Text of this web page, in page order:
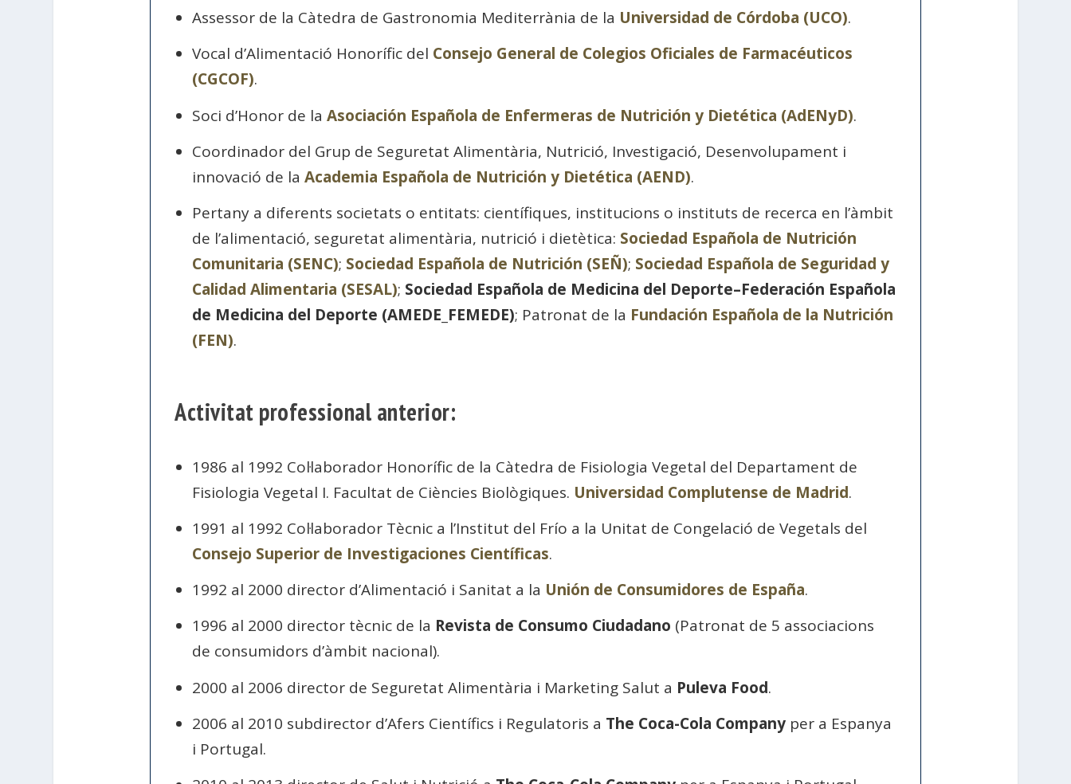
Assessor de la Càtedra de Gastronomia Mediterrània de la Universidad de Córdoba (UCO).
Vocal d’Alimentació Honorífic del Consejo General de Colegios Oficiales de Farmacéuticos
(CGCOF).
Soci d’Honor de la Asociación Española de Enfermeras de Nutrición y Dietética (AdENyD).
Coordinador del Grup de Seguretat Alimentària, Nutrició, Investigació, Desenvolupament i
innovació de la Academia Española de Nutrición y Dietética (AEND).
Pertany a diferents societats o entitats: científiques, institucions o instituts de recerca en l’àmbit
de l’alimentació, seguretat alimentària, nutrició i dietètica: Sociedad Española de Nutrición
Comunitaria (SENC); Sociedad Española de Nutrición (SEÑ); Sociedad Española de Seguridad y
Calidad Alimentaria (SESAL); Sociedad Española de Medicina del Deporte–Federación Española
de Medicina del Deporte (AMEDE_FEMEDE); Patronat de la Fundación Española de la Nutrición
(FEN).
Activitat professional anterior:
1986 al 1992 Col·laborador Honorífic de la Càtedra de Fisiologia Vegetal del Departament de
Fisiologia Vegetal I. Facultat de Ciències Biològiques. Universidad Complutense de Madrid.
1991 al 1992 Col·laborador Tècnic a l’Institut del Frío a la Unitat de Congelació de Vegetals del
Consejo Superior de Investigaciones Científicas.
1992 al 2000 director d’Alimentació i Sanitat a la Unión de Consumidores de España.
1996 al 2000 director tècnic de la Revista de Consumo Ciudadano (Patronat de 5 associacions
de consumidors d’àmbit nacional).
2000 al 2006 director de Seguretat Alimentària i Marketing Salut a Puleva Food.
2006 al 2010 subdirector d’Afers Científics i Regulatoris a The Coca-Cola Companyper a Espanya
i Portugal.